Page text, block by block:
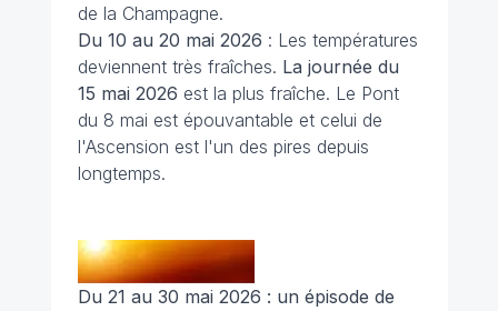
de la Champagne.
Du 10 au 20 mai 2026 : Les températures
deviennent très fraîches. La journée du
15 mai 2026 est la plus fraîche. Le Pont
du 8 mai est épouvantable et celui de
l'Ascension est l'un des pires depuis
longtemps.
Du 21 au 30 mai 2026 : un épisode de